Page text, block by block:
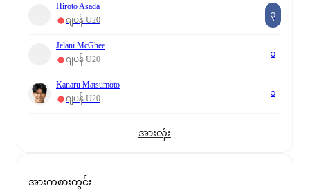
Hiroto Asada
ဂျပန် U20
၃
Jelani McGhee
ဂျပန် U20
၁
Kanaru Matsumoto
ဂျပန် U20
၁
အားလုံး
အားကစားကွင်း